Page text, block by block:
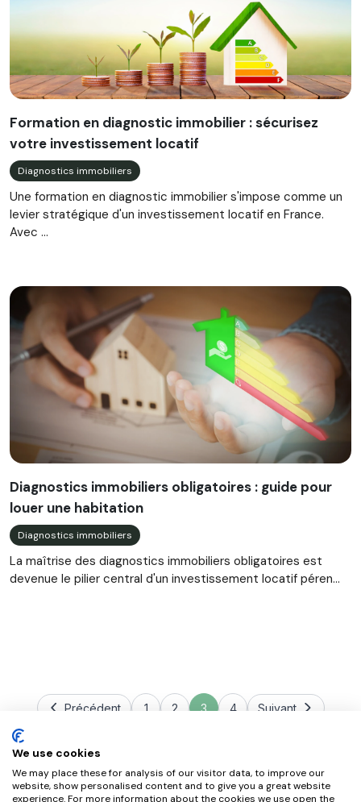
Formation en diagnostic immobilier : sécurisez
votre investissement locatif
Diagnostics immobiliers
Une formation en diagnostic immobilier s'impose comme un
levier stratégique d'un investissement locatif en France.
Avec ...
Diagnostics immobiliers obligatoires : guide pour
louer une habitation
Diagnostics immobiliers
La maîtrise des diagnostics immobiliers obligatoires est
devenue le pilier central d'un investissement locatif péren...
Précédent 1 2 3 4 Suivant
We use cookies
We may place these for analysis of our visitor data, to improve our
website, show personalised content and to give you a great website
experience. For more information about the cookies we use open the